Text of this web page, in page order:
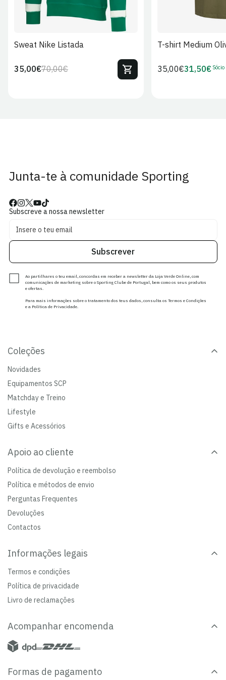
Sweat Nike Listada
Preço
70,00€Preço
35,00€
T-shirt Medium
Preço
35,00€Preço
31,50€ Sócio
Junta-te à comunidade Sporting
Subscreve a nossa newsletter
Subscrever
Ao partilhares o teu email, concordas em receber a newsletter da Loja Verde Online, com
comunicações de marketing sobre o Sporting Clube de Portugal, bem como os seus produtos
e ofertas.
Para mais informações sobre o tratamento dos teus dados, consulta os Termos e Condições
e a Política de Privacidade.
Coleções
Novidades
Equipamentos SCP
Matchday e Treino
Lifestyle
Gifts e Acessórios
Apoio ao cliente
Política de devolução e reembolso
Política e métodos de envio
Perguntas Frequentes
Devoluções
Contactos
Informações legais
Termos e condições
Política de privacidade
Livro de reclamações
Acompanhar encomenda
Formas de pagamento